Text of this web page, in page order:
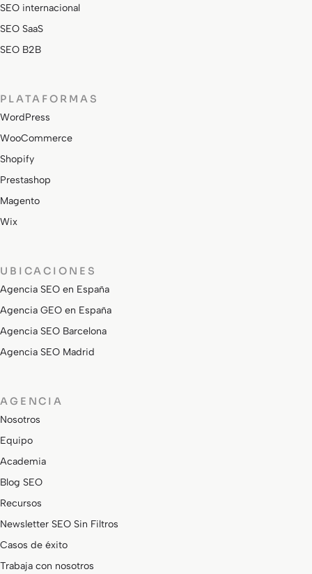
SEO internacional
SEO SaaS
SEO B2B
PLATAFORMAS
WordPress
WooCommerce
Shopify
Prestashop
Magento
Wix
UBICACIONES
Agencia SEO en España
Agencia GEO en España
Agencia SEO Barcelona
Agencia SEO Madrid
AGENCIA
Nosotros
Equipo
Academia
Blog SEO
Recursos
Newsletter SEO Sin Filtros
Casos de éxito
Trabaja con nosotros